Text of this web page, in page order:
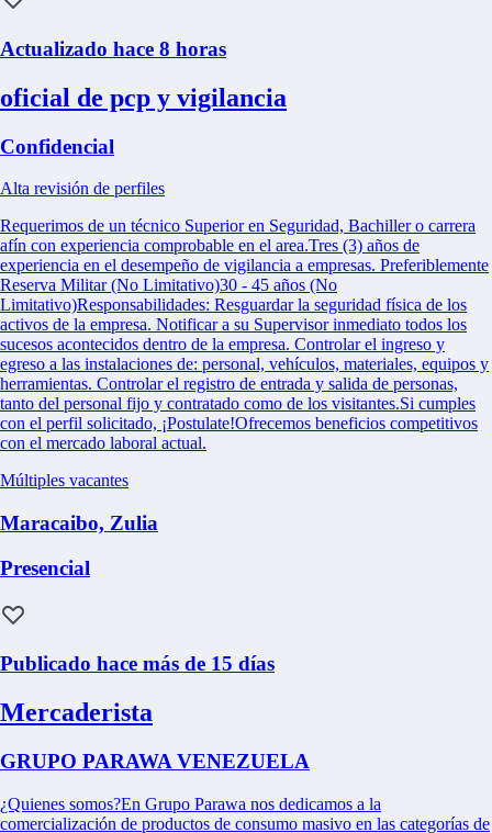
Actualizado hace 8 horas
oficial de pcp y vigilancia
Confidencial
Alta revisión de perfiles
Requerimos de un técnico Superior en Seguridad, Bachiller o carrera
afín con experiencia comprobable en el area.Tres (3) años de
experiencia en el desempeño de vigilancia a empresas. Preferiblemente
Reserva Militar (No Limitativo)30 - 45 años (No
Limitativo)Responsabilidades: Resguardar la seguridad física de los
activos de la empresa. Notificar a su Supervisor inmediato todos los
sucesos acontecidos dentro de la empresa. Controlar el ingreso y
egreso a las instalaciones de: personal, vehículos, materiales, equipos y
herramientas. Controlar el registro de entrada y salida de personas,
tanto del personal fijo y contratado como de los visitantes.Si cumples
con el perfil solicitado, ¡Postulate!Ofrecemos beneficios competitivos
con el mercado laboral actual.
Múltiples vacantes
Maracaibo, Zulia
Presencial
Publicado hace más de 15 días
Mercaderista
GRUPO PARAWA VENEZUELA
¿Quienes somos?En Grupo Parawa nos dedicamos a la
comercialización de productos de consumo masivo en las categorías de